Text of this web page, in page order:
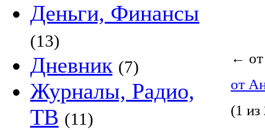
Деньги, Финансы
(13)
Дневник (7)
Журналы, Радио,
ТВ (11)
←
от
(1 из